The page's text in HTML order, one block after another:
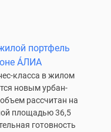
портфель
ÁЛИА
класса в жилом
новым урбан-
рассчитан на
площадью 36,5
готовность